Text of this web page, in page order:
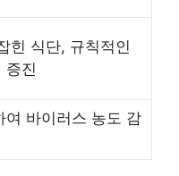
힌 식단, 규칙적인
증진
여 바이러스 농도 감